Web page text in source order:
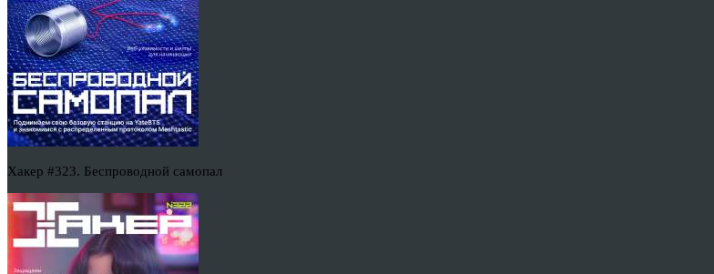
Хакер #323. Беспроводной самопал